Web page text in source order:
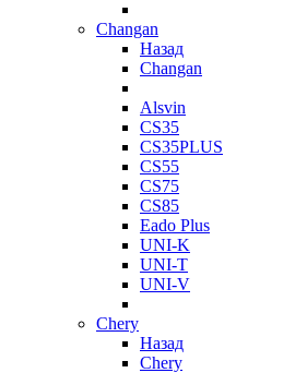
Changan
Назад
Changan
Alsvin
CS35
CS35PLUS
CS55
CS75
CS85
Eado Plus
UNI-K
UNI-T
UNI-V
Chery
Назад
Chery